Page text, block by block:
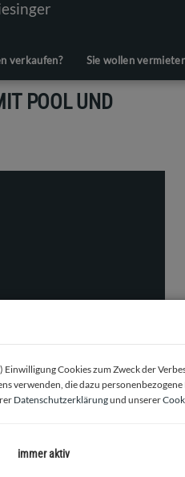
verkaufen? Sie wollen
POOL UND
Cookies zum Zweck der
verwenden, die dazu personenbezogene
Datenschutzerklärungund unserer
immer aktiv